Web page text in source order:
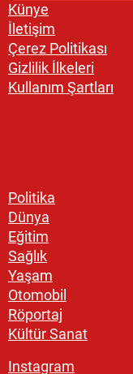
Künye
İletişim
Çerez Politikası
Gizlilik İlkeleri
Kullanım Şartları
Politika
Dünya
Eğitim
Sağlık
Yaşam
Otomobil
Röportaj
Kültür Sanat
Instagram